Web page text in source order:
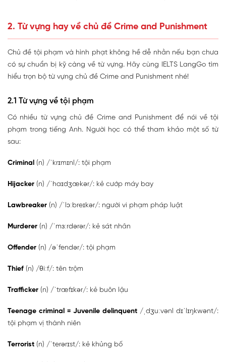
2. Từ vựng hay về chủ đề Crime and Punishment
Chủ đề tội phạm và hình phạt không hề dễ nhằn nếu bạn chưa
có sự chuẩn bị kỹ càng về từ vựng. Hãy cùng IELTS LangGo tìm
hiểu trọn bộ từ vựng chủ đề Crime and Punishment nhé!
2.1 Từ vựng về tội phạm
Có nhiều từ vựng chủ đề Crime and Punishment để nói về tội
phạm trong tiếng Anh. Người học có thể tham khảo một số từ
sau:
Criminal (n) /ˈkrɪmɪnl/: tội phạm
Hijacker (n) /ˈhaɪdʒækər/: kẻ cướp máy bay
Lawbreaker (n) /ˈlɔːbreɪkər/: người vi phạm pháp luật
Murderer (n) /ˈmɜːrdərər/: kẻ sát nhân
Offender (n) /əˈfendər/: tội phạm
Thief (n) /θiːf/: tên trộm
Trafficker (n) /ˈtræfɪkər/: kẻ buôn lậu
Teenage criminal = Juvenile delinquent /ˌdʒuːvənl dɪˈlɪŋkwənt/:
tội phạm vị thành niên
Terrorist (n) /ˈterərɪst/: kẻ khủng bố